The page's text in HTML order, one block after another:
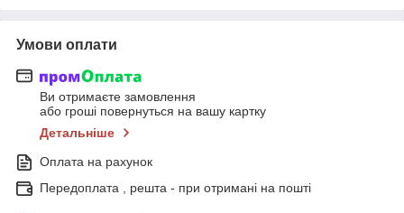
Умови оплати
Ви отримаєте замовлення
або гроші повернуться на вашу картку
Детальніше
Оплата на рахунок
Передоплата , решта - при отримані на пошті